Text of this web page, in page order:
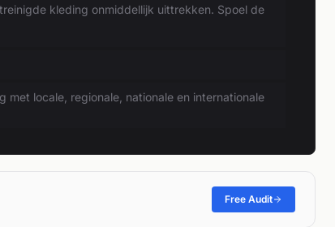
kleding onmiddellijk uittrekken. Spoel de
met locale, regionale, nationale en internationale
Free Audit